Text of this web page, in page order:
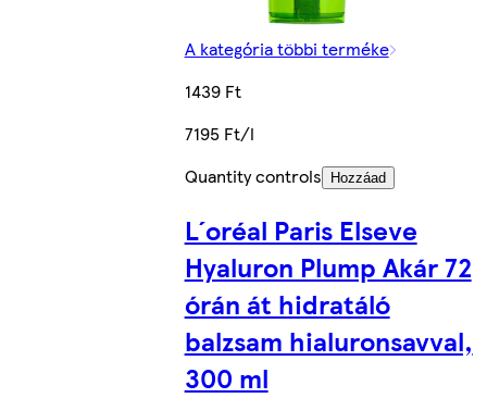
A kategória többi terméke
1439 Ft
7195 Ft/l
Quantity controls
Hozzáad
L´oréal Paris Elseve
Hyaluron Plump Akár 72
órán át hidratáló
balzsam hialuronsavval,
300 ml